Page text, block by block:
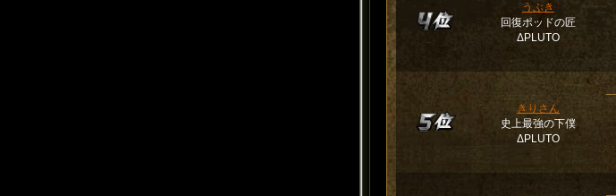
うぶき
回復ポッドの匠
ΔPLUTO
きりさん
史上最強の下僕
ΔPLUTO